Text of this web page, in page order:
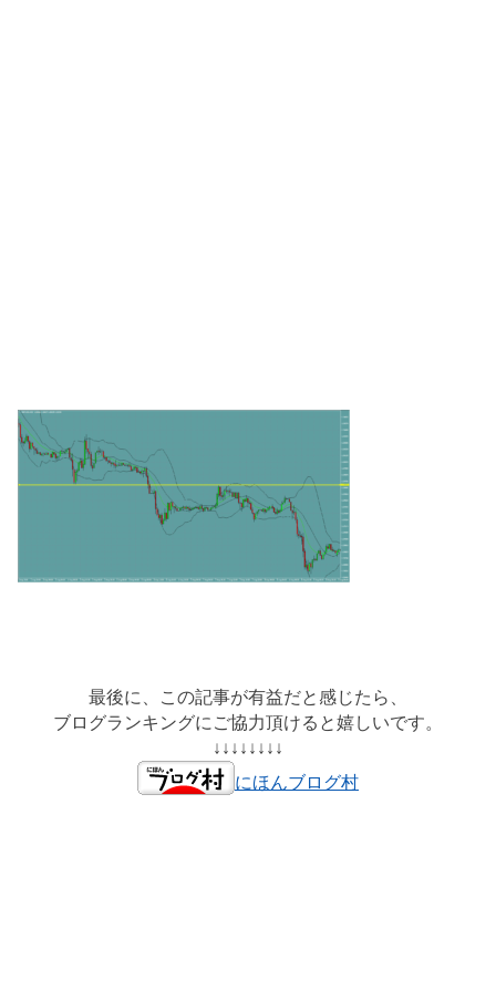
最後に、この記事が有益だと感じたら、
ブログランキングにご協力頂けると嬉しいです。
↓↓↓↓↓↓↓↓
にほんブログ村